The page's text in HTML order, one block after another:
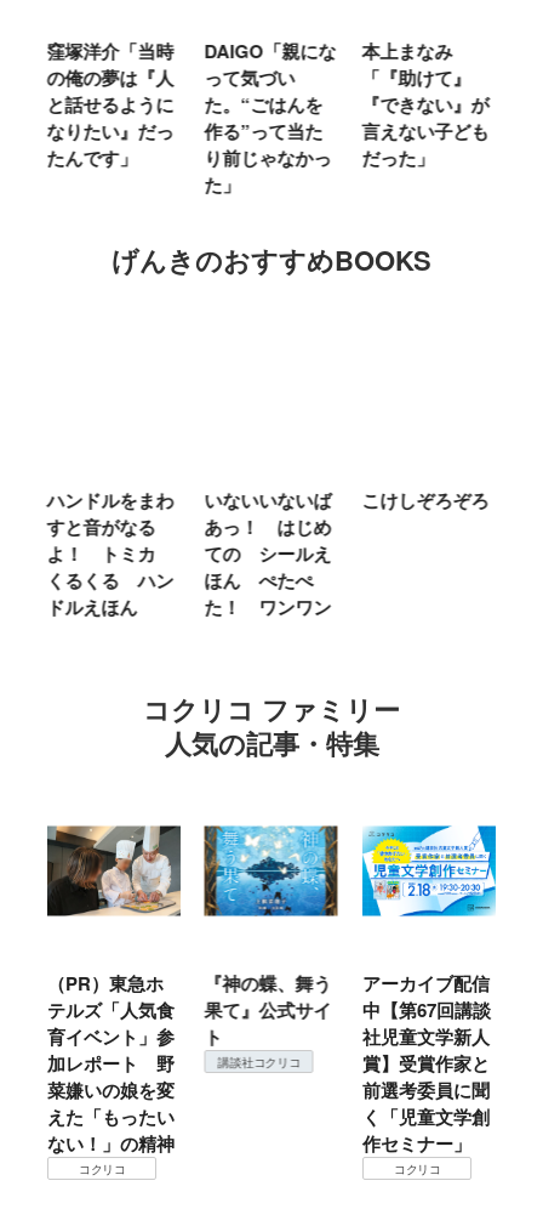
窪塚洋介「当時
の俺の夢は『人
と話せるように
なりたい』だっ
たんです」
DAIGO「親にな
って気づい
た。“ごはんを
作る”って当た
り前じゃなかっ
た」
本上まなみ
「『助けて』
『できない』が
言えない子ども
だった」
げんきのおすすめBOOKS
ハンドルをまわ
すと音がなる
よ！ トミカ
くるくる ハン
ドルえほん
いないいないば
あっ！ はじめ
ての シールえ
ほん ぺたぺ
た！ ワンワン
こけしぞろぞろ
コクリコ ファミリー
人気の記事・特集
（PR）東急ホ
テルズ「人気食
育イベント」参
加レポート 野
菜嫌いの娘を変
えた「もったい
ない！」の精神
コクリコ
『神の蝶、舞う
果て』公式サイ
ト
講談社コクリコ
アーカイブ配信
中【第67回講談
社児童文学新人
賞】受賞作家と
前選考委員に聞
く「児童文学創
作セミナー」
コクリコ